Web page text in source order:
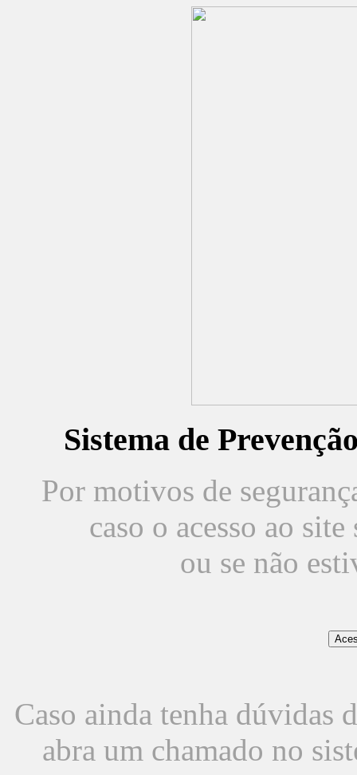
Sistema de
Por motivos de
caso o acesso ao
ou se não
Caso ainda tenha dúvidas
abra um chamado no